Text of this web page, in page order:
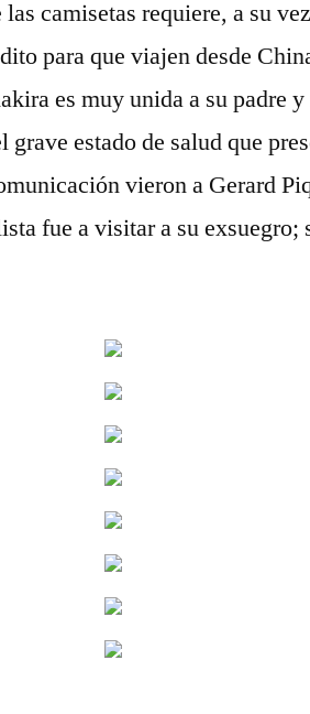
camisetas requiere, a su
para que viajen desde
es muy unida a su padre
estado de salud que
vieron a Gerard
fue a visitar a su exsuegro;